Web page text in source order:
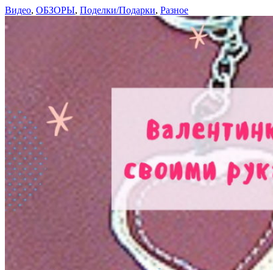
Видео, ОБЗОРЫ, Поделки/Подарки, Разное